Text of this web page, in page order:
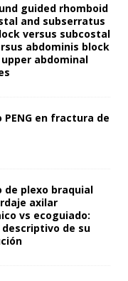
guided rhomboid
and subserratus
versus subcostal
abdominis block
abdominal
PENG en fractura de
de plexo braquial
axilar
vs ecoguiado:
descriptivo de su